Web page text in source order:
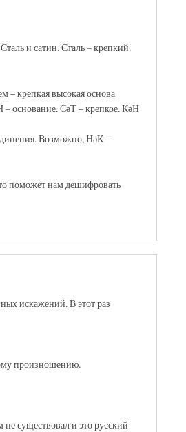
и сатин. Сталь – крепкий.
крепкая высокая основа
основание. СәТ – крепкое. КәН
Возможно, НәК –
поможет нам дешифровать
искажений. В этот раз
произношению.
существовал и это русский